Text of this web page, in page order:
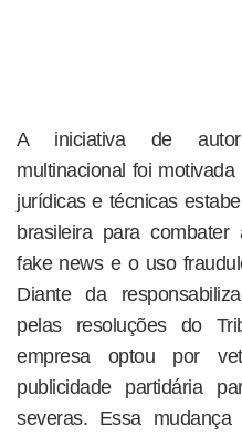
A iniciativa de
multinacional foi
jurídicas e técnicas
brasileira para
fake news e o uso
Diante da
pelas resoluções do
empresa optou por
publicidade partidária
severas. Essa